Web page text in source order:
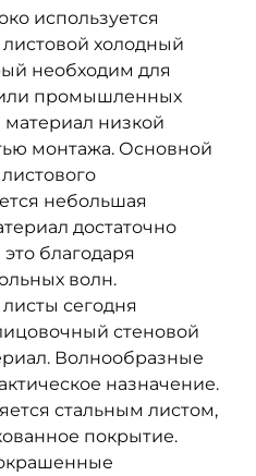
используется
холодный
необходим для
промышленных
материал низкой
монтажа. Основной
небольшая
достаточно
благодаря
волн.
сегодня
стеновой
Волнообразные
назначение.
стальным листом,
покрытие.